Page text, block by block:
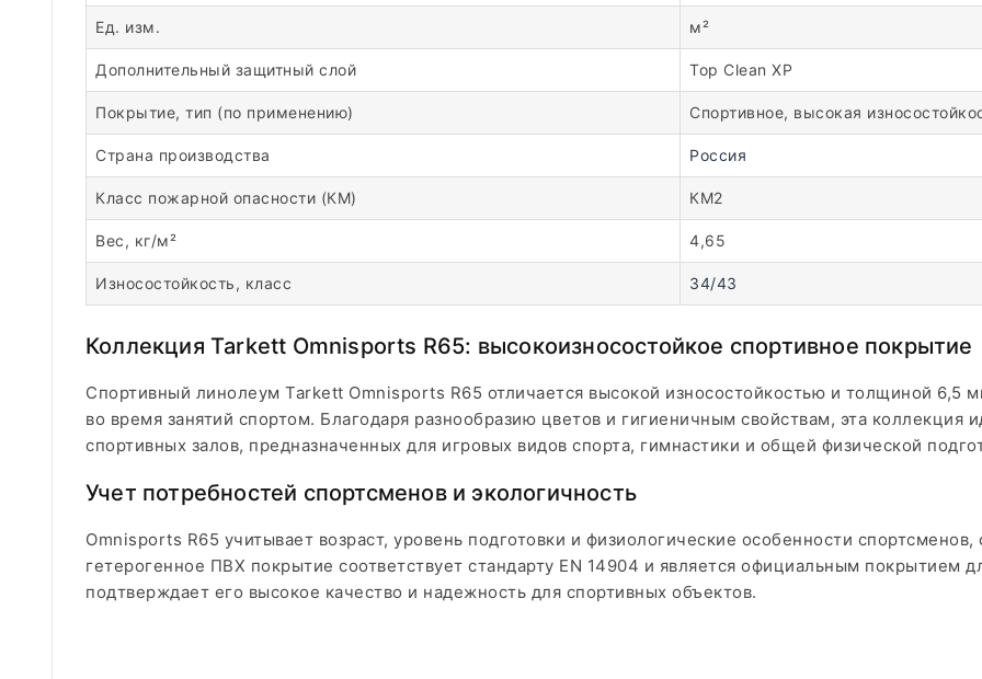
Ед. изм. м²
Дополнительный защитный слой Top Clean XP
Покрытие, тип (по применению) Спортивное, высокая
Страна производства Россия
Класс пожарной опасности (КМ) КМ2
Вес, кг/м² 4,65
Износостойкость, класс 34/43
Коллекция Tarkett Omnisports R65: высокоизносостойкое спортивное покрытие
Спортивный линолеум Tarkett Omnisports R65 отличается высокой износостойкостью и толщиной 6,5
во время занятий спортом. Благодаря разнообразию цветов и гигиеничным свойствам, эта коллекция
спортивных залов, предназначенных для игровых видов спорта, гимнастики и общей физической
Учет потребностей спортсменов и экологичность
Omnisports R65 учитывает возраст, уровень подготовки и физиологические особенности
гетерогенное ПВХ покрытие соответствует стандарту EN 14904 и является официальным покрытием
подтверждает его высокое качество и надежность для спортивных объектов.